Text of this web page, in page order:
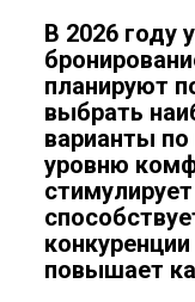
В 2026 году
планируют
выбрать
варианты
уровню
повышает